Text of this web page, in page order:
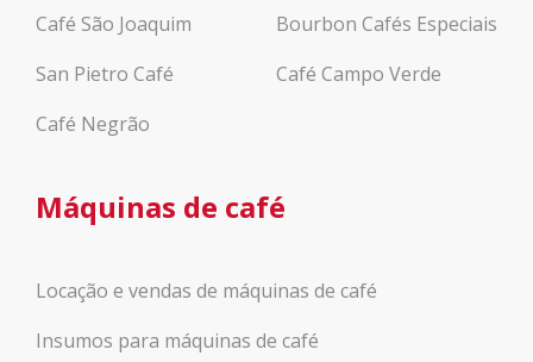
Café São Joaquim
San Pietro Café
Café Negrão
Bourbon Cafés Especiais
Café Campo Verde
Máquinas de café
Locação e vendas de máquinas de café
Insumos para máquinas de café